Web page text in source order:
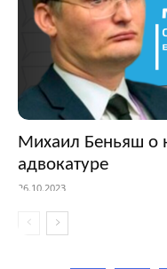
Михаил Беньяш о
адвокатуре
26.10.2023